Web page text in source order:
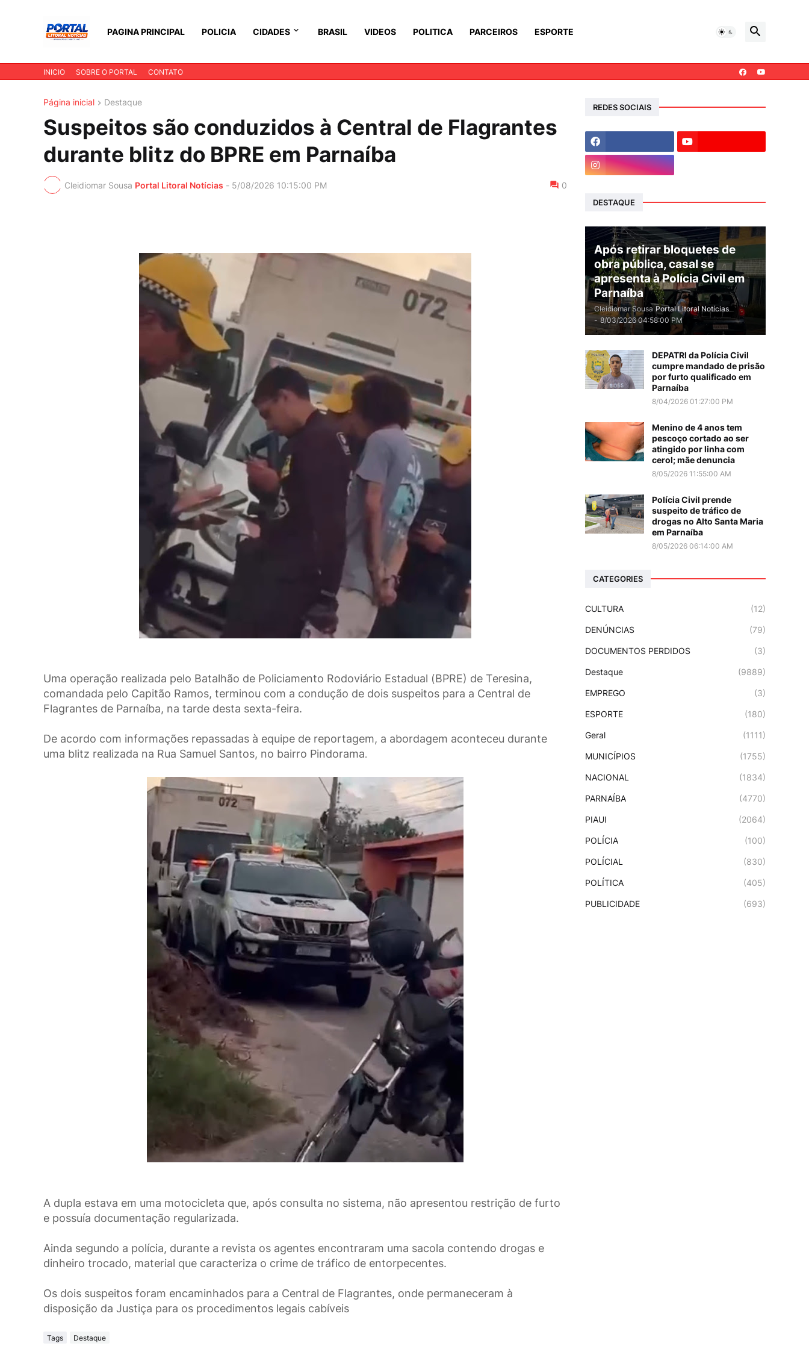
PAGINA PRINCIPAL POLICIA CIDADES BRASIL VIDEOS POLITICA PARCEIROS ESPORTE
INICIO SOBRE O PORTAL CONTATO
Página inicial Destaque
Suspeitos são conduzidos à Central de Flagrantes
durante blitz do BPRE em Parnaíba
Cleidiomar Sousa Portal Litoral Notícias - 5/08/2026 10:15:00 PM 0
Uma operação realizada pelo Batalhão de Policiamento Rodoviário Estadual (BPRE) de Teresina,
comandada pelo Capitão Ramos, terminou com a condução de dois suspeitos para a Central de
Flagrantes de Parnaíba, na tarde desta sexta-feira.
De acordo com informações repassadas à equipe de reportagem, a abordagem aconteceu durante
uma blitz realizada na Rua Samuel Santos, no bairro Pindorama.
A dupla estava em uma motocicleta que, após consulta no sistema, não apresentou restrição de furto
e possuía documentação regularizada.
Ainda segundo a polícia, durante a revista os agentes encontraram uma sacola contendo drogas e
dinheiro trocado, material que caracteriza o crime de tráfico de entorpecentes.
Os dois suspeitos foram encaminhados para a Central de Flagrantes, onde permaneceram à
disposição da Justiça para os procedimentos legais cabíveis
Tags Destaque
REDES SOCIAIS
DESTAQUE
Após retirar bloquetes de
obra pública, casal se
apresenta à Polícia Civil em
Parnaíba
Cleidiomar Sousa Portal Litoral Notícias
- 8/03/2026 04:58:00 PM
DEPATRI da Polícia Civil
cumpre mandado de prisão
por furto qualificado em
Parnaíba
8/04/2026 01:27:00 PM
Menino de 4 anos tem
pescoço cortado ao ser
atingido por linha com
cerol; mãe denuncia
8/05/2026 11:55:00 AM
Polícia Civil prende
suspeito de tráfico de
drogas no Alto Santa Maria
em Parnaíba
8/05/2026 06:14:00 AM
CATEGORIES
CULTURA (12)
DENÚNCIAS (79)
DOCUMENTOS PERDIDOS (3)
Destaque (9889)
EMPREGO (3)
ESPORTE (180)
Geral (1111)
MUNICÍPIOS (1755)
NACIONAL (1834)
PARNAÍBA (4770)
PIAUI (2064)
POLÍCIA (100)
POLÍCIAL (830)
POLÍTICA (405)
PUBLICIDADE (693)